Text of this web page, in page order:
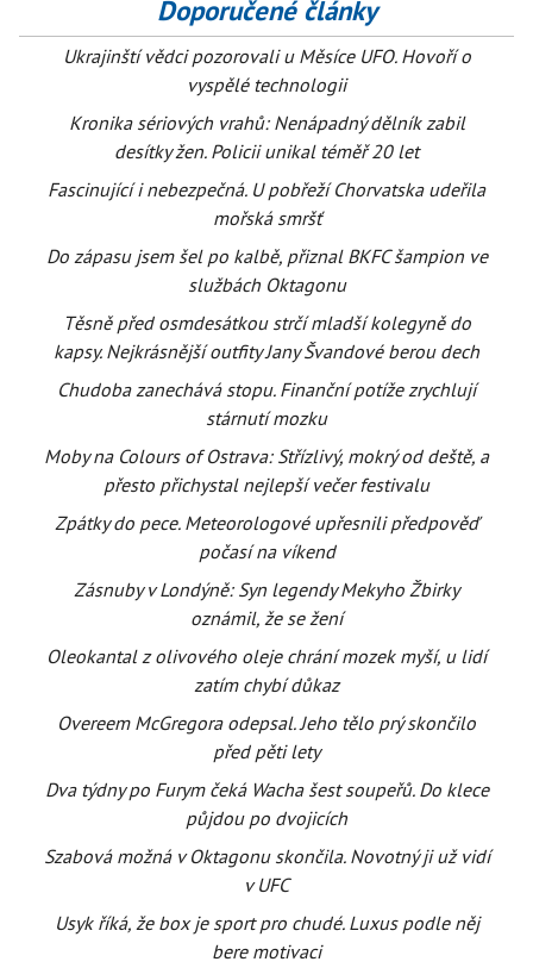
Doporučené články
Ukrajinští vědci pozorovali u Měsíce UFO. Hovoří o
vyspělé technologii
Kronika sériových vrahů: Nenápadný dělník zabil
desítky žen. Policii unikal téměř 20 let
Fascinující i nebezpečná. U pobřeží Chorvatska udeřila
mořská smršť
Do zápasu jsem šel po kalbě, přiznal BKFC šampion ve
službách Oktagonu
Těsně před osmdesátkou strčí mladší kolegyně do
kapsy. Nejkrásnější outfity Jany Švandové berou dech
Chudoba zanechává stopu. Finanční potíže zrychlují
stárnutí mozku
Moby na Colours of Ostrava: Střízlivý, mokrý od deště, a
přesto přichystal nejlepší večer festivalu
Zpátky do pece. Meteorologové upřesnili předpověď
počasí na víkend
Zásnuby v Londýně: Syn legendy Mekyho Žbirky
oznámil, že se žení
Oleokantal z olivového oleje chrání mozek myší, u lidí
zatím chybí důkaz
Overeem McGregora odepsal. Jeho tělo prý skončilo
před pěti lety
Dva týdny po Furym čeká Wacha šest soupeřů. Do klece
půjdou po dvojicích
Szabová možná v Oktagonu skončila. Novotný ji už vidí
v UFC
Usyk říká, že box je sport pro chudé. Luxus podle něj
bere motivaci